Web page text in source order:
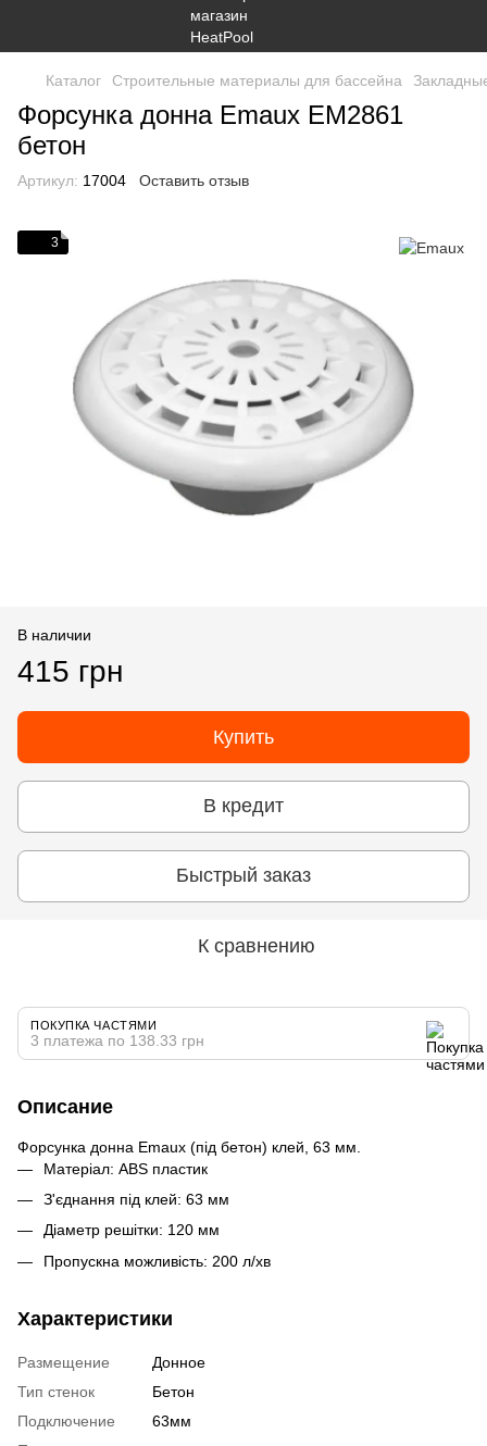
Каталог Строительные материалы для бассейна
Форсунка донна Emaux EM2861
бетон
Артикул: 17004 Оставить отзыв
3
В наличии
415 грн
Купить
В кредит
Быстрый заказ
К сравнению
ПОКУПКА ЧАСТЯМИ
3 платежа по 138.33 грн
Описание
Форсунка донна Emaux (під бетон) клей, 63 мм.
Матеріал: ABS пластик
З'єднання під клей: 63 мм
Діаметр решітки: 120 мм
Пропускна можливість: 200 л/хв
Характеристики
Размещение
Донное
Тип стенок
Бетон
Подключение
63мм